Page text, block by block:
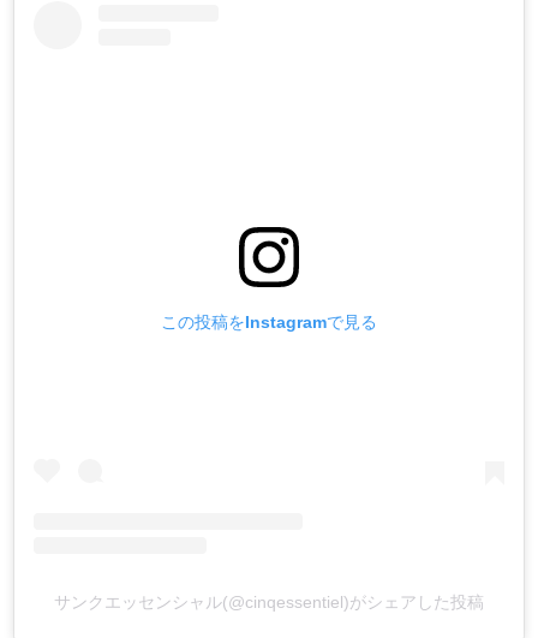
この投稿をInstagramで見る
サンクエッセンシャル(@cinqessentiel)がシェアした投稿